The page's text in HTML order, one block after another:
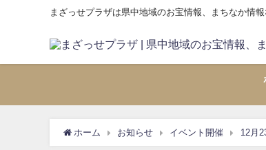
まざっせプラザは県中地域のお宝情報、まちなか情
ホーム お知らせ イベント開催 12月